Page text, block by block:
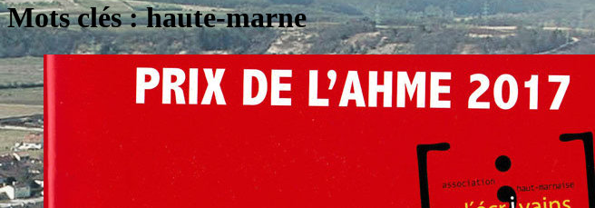
Mots clés : haute-marne